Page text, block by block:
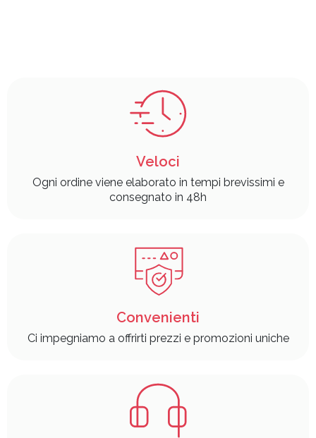
Veloci
Ogni ordine viene elaborato in tempi brevissimi e
consegnato in 48h
Convenienti
Ci impegniamo a offrirti prezzi e promozioni uniche